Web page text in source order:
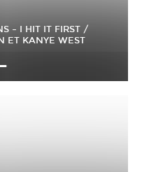
– I HIT IT FIRST /
ET KANYE WEST